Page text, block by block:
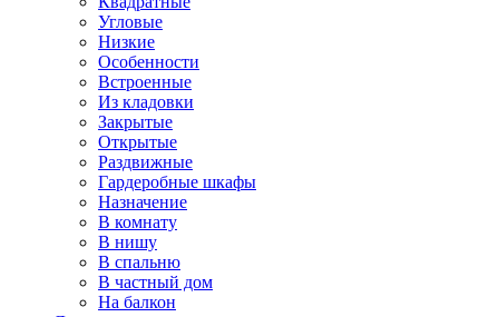
Угловые
Низкие
Особенности
Встроенные
Из кладовки
Закрытые
Открытые
Раздвижные
Гардеробные шкафы
Назначение
В комнату
В нишу
В спальню
В частный дом
На балкон